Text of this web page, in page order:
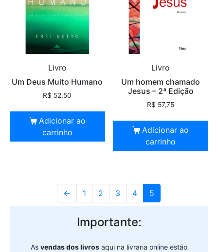
Livro
Um Deus Muito Humano
R$ 52,50
Adicionar ao
carrinho
Livro
Um homem chamado
Jesus – 2ª Edição
R$ 57,75
Adicionar ao
carrinho
← 1 2 3 4 5
Importante:
As vendas dos livros aqui na livraria online estão